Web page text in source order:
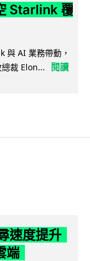
Starlink 覆
與 AI 業務帶動，
裁 Elon...
閱讀
速度提升
端